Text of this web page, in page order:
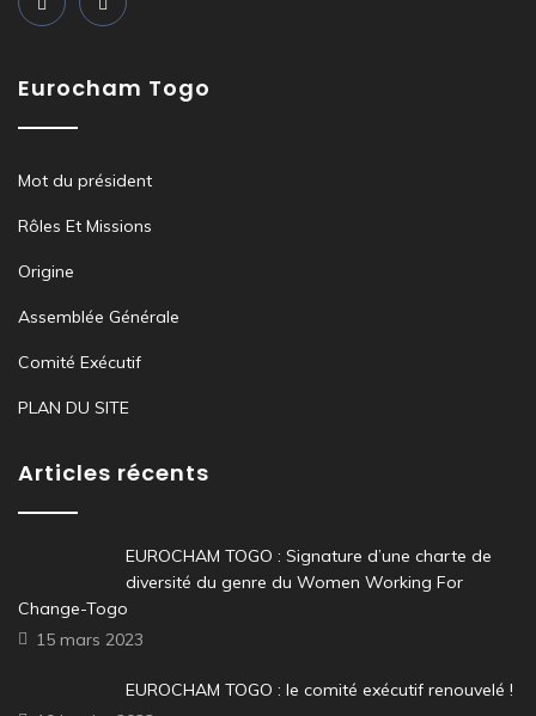
Eurocham Togo
Mot du président
Rôles Et Missions
Origine
Assemblée Générale
Comité Exécutif
PLAN DU SITE
Articles récents
EUROCHAM TOGO : Signature d’une charte de
diversité du genre du Women Working For
Change-Togo
15 mars 2023
EUROCHAM TOGO : le comité exécutif renouvelé !